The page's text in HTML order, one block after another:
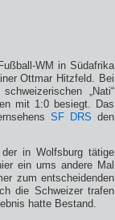
WM in Südafrika
Ottmar Hitzfeld. Bei
„Nati“
mit 1:0 besiegt. Das
SF DRS den
in Wolfsburg tätige
ein ums andere Mal
zum entscheidenden
die Schweizer trafen
hatte Bestand.